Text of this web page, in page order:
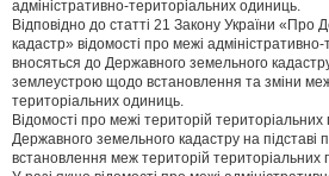
адміністративно-територіальних одиниць.
Відповідно до статті 21 Закону України
кадастр» відомості про межі
вносяться до Державного земельного кадастру
землеустрою щодо встановлення та зміни
територіальних одиниць.
Відомості про межі територій
Державного земельного кадастру на
встановлення меж територій територіальних